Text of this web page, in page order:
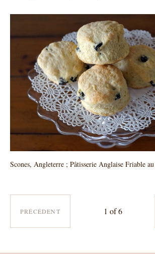
Scones, Angleterre ; Pâtisserie Anglaise Friable
PRÉCÉDENT 1 of 6